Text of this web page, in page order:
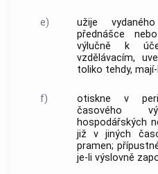
e)
užije
přednášce
výlučně k
vzdělávacím,
toliko tehdy,
f)
otiskne v
časového
hospodářských
již v jiných
pramen;
je-li výslovně